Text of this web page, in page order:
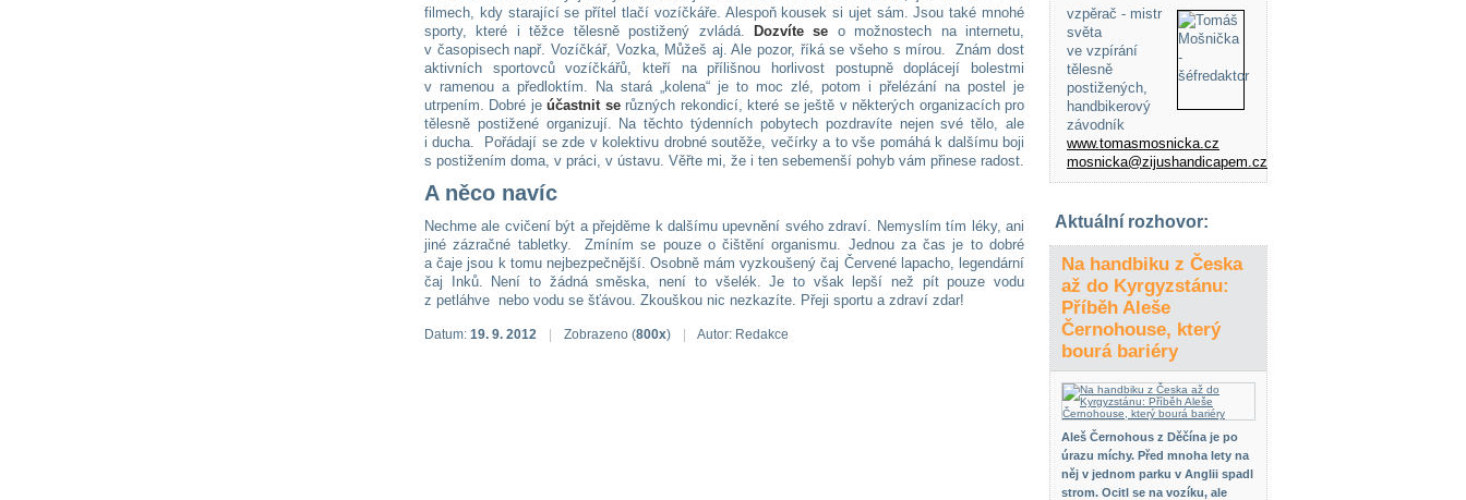
filmech, kdy starající se přítel tlačí vozíčkáře. Alespoň kousek si ujet sám. Jsou také mnohé
sporty, které i těžce tělesně postižený zvládá.
Dozvíte se o možnostech na internetu,
v časopisech např. Vozíčkář, Vozka, Můžeš aj. Ale pozor, říká se všeho s mírou. Znám dost
aktivních sportovců vozíčkářů, kteří na přílišnou horlivost postupně doplácejí bolestmi
v ramenou a předloktím. Na stará „kolena“ je to moc zlé, potom i přelézání na postel je
utrpením. Dobré jeúčastnit serůzných rekondicí, které se ještě v některých organizacích pro
tělesně postižené organizují. Na těchto týdenních pobytech pozdravíte nejen své tělo, ale
i ducha. Pořádají se zde v kolektivu drobné soutěže, večírky a to vše pomáhá k dalšímu boji
s postižením doma, v práci, v ústavu. Věřte mi, že i ten sebemenší pohyb vám přinese radost.
A něco navíc
Nechme ale cvičení být a přejděme k dalšímu upevnění svého zdraví. Nemyslím tím léky, ani
jiné zázračné tabletky. Zmíním se pouze o čištění organismu. Jednou za čas je to dobré
a čaje jsou k tomu nejbezpečnější. Osobně mám vyzkoušený čaj Červené lapacho, legendární
čaj Inků. Není to žádná směska, není to všelék. Je to však lepší než pít pouze vodu
z petláhve nebo vodu se šťávou. Zkouškou nic nezkazíte. Přeji sportu a zdraví zdar!
Datum: 19. 9. 2012 Zobrazeno (800x) Autor: Redakce
vzpěrač - mistr
světa
ve vzpírání
tělesně
postižených,
handbikerový
závodník
www.tomasmosnicka.cz
mosnicka@zijushandicapem.cz
Aktuální rozhovor:
Na handbiku z Česka
až do Kyrgyzstánu:
Příběh Aleše
Černohouse, který
bourá bariéry
Aleš Černohous z Děčína je po
úrazu míchy. Před mnoha lety na
něj v jednom parku v Anglii spadl
strom. Ocitl se na vozíku, ale